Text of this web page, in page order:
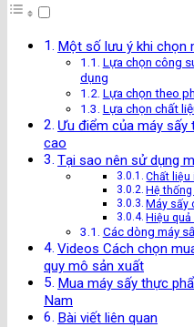
Một số lưu ý khi chọn
Lựa chọn công
dụng
Lựa chọn theo
Lựa chọn chất
Ưu điểm của máy sấy
cao
Tại sao nên sử dụng
Chất
Hệ
Máy sấy
Hiệu
Các dòng máy
Videos Cách chọn
quy mô sản xuất
Mua máy sấy thực
Nam
Bài viết liên quan